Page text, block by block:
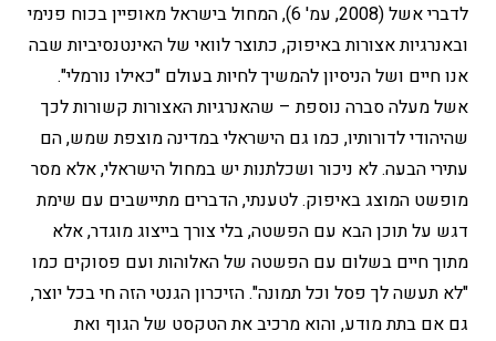
לדברי אשל (2008, עמ' 6), המחול בישראל מאופיין בכוח פנימי
ובאנרגיות אצורות באיפוק, כתוצר לוואי של האינטנסיביות שבה
אנו חיים ושל הניסיון להמשיך לחיות בעולם "כאילו נורמלי".
אשל מעלה סברה נוספת – שהאנרגיות האצורות קשורות לכך
שהיהודי לדורותיו, כמו גם הישראלי במדינה מוצפת שמש, הם
עתירי הבעה. לא ניכור ושכלתנות יש במחול הישראלי, אלא מסר
מופשט המוצג באיפוק. לטענתי, הדברים מתיישבים עם שימת
דגש על תוכן הבא עם הפשטה, בלי צורך בייצוג מוגדר, אלא
מתוך חיים בשלום עם הפשטה של האלוהות ועם פסוקים כמו
"לא תעשה לך פסל וכל תמונה". הזיכרון הגנטי הזה חי בכל יוצר,
גם אם בתת מודע, והוא מרכיב את הטקסט של הגוף ואת